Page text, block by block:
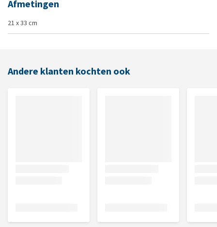
Afmetingen
21 x 33 cm
Andere klanten kochten ook